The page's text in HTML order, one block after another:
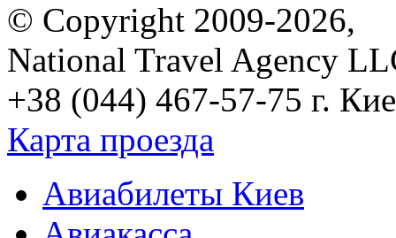
© Copyright 2009-2026,
National Travel Agency
+38 (044) 467-57-75 г.
Карта проезда
Авиабилеты Киев